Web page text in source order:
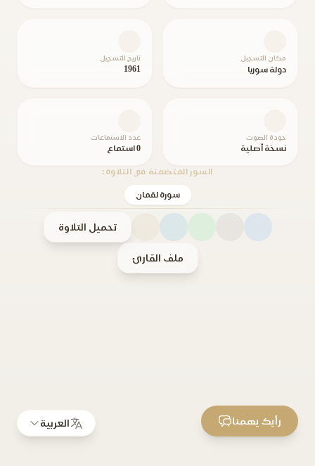
مكان التسجيل
دولة سوريا
تاريخ التسجيل
1961
جودة الصوت
نسخة أصلية
عدد الاستماعات
0 استماع
السور المتضمنة في التلاوة:
سورة لقمان
تحميل التلاوة
ملف القارئ
العربية رأيك يهمنا